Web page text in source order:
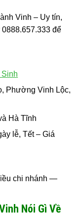
Vinh – Uy tín,
để
Phường Vinh Lộc,
Hà Tĩnh
lễ, Tết – Giá
chi nhánh —
Nói Gì Về